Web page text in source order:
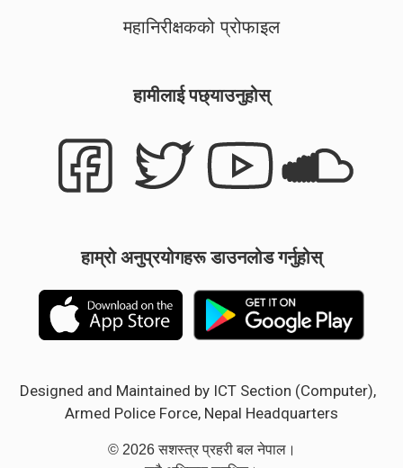
महानिरीक्षकको प्रोफाइल
हामीलाई पछ्याउनुहोस्
हाम्रो अनुप्रयोगहरू डाउनलोड गर्नुहोस्
Designed and Maintained by ICT Section (Computer),
Armed Police Force, Nepal Headquarters
© 2026 सशस्त्र प्रहरी बल नेपाल।